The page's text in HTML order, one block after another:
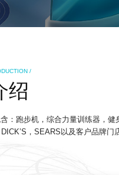
/
绍
跑步机，综合力量训练器，
，SEARS以及客户品牌门